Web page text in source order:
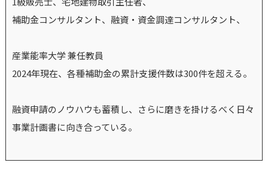
補助金コンサルタント、融資・資金調達コンサルタント、
産業能率大学 兼任教員
2024年現在、各種補助金の累計支援件数は300件を超える。
融資申請のノウハウも蓄積し、さらに磨きを掛けるべく日々
事業計画書に向き合っている。